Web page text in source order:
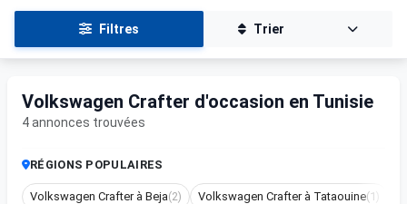
Filtres Trier
Volkswagen Crafter d'occasion en Tunisie
4 annonces trouvées
RÉGIONS POPULAIRES
Volkswagen Crafter à Beja(2) Volkswagen Crafter à Tataouine(1)